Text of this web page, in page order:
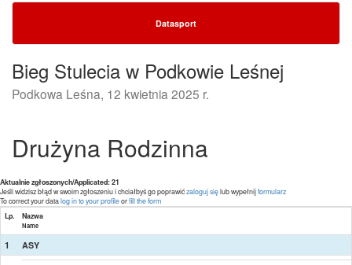
Datasport
Bieg Stulecia w Podkowie Leśnej
Podkowa Leśna, 12 kwietnia 2025 r.
Drużyna Rodzinna
Aktualnie zgłoszonych/Applicated: 21
Jeśli widzisz błąd w swoim zgłoszeniu i chciałbyś go poprawićzaloguj sięlub wypełnijformularz
To correct your datalog in to your profileorfill the form
Lp.
Nazwa
Name
1 ASY